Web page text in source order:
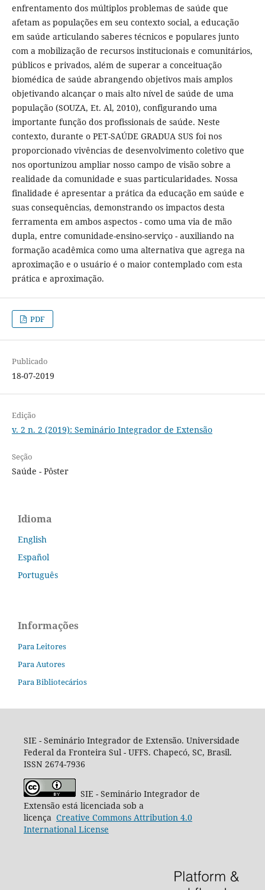
enfrentamento dos múltiplos problemas de saúde que
afetam as populações em seu contexto social, a educação
em saúde articulando saberes técnicos e populares junto
com a mobilização de recursos institucionais e comunitários,
públicos e privados, além de superar a conceituação
biomédica de saúde abrangendo objetivos mais amplos
objetivando alcançar o mais alto nível de saúde de uma
população (SOUZA, Et. Al, 2010), configurando uma
importante função dos profissionais de saúde. Neste
contexto, durante o PET-SAÚDE GRADUA SUS foi nos
proporcionado vivências de desenvolvimento coletivo que
nos oportunizou ampliar nosso campo de visão sobre a
realidade da comunidade e suas particularidades. Nossa
finalidade é apresentar a prática da educação em saúde e
suas consequências, demonstrando os impactos desta
ferramenta em ambos aspectos - como uma via de mão
dupla, entre comunidade-ensino-serviço - auxiliando na
formação acadêmica como uma alternativa que agrega na
aproximação e o usuário é o maior contemplado com esta
prática e aproximação.
PDF
Publicado
18-07-2019
Edição
v. 2 n. 2 (2019): Seminário Integrador de Extensão
Seção
Saúde - Pôster
Idioma
English
Español
Português
Informações
Para Leitores
Para Autores
Para Bibliotecários
SIE - Seminário Integrador de Extensão. Universidade
Federal da Fronteira Sul - UFFS. Chapecó, SC, Brasil.
ISSN 2674-7936
SIE - Seminário Integrador de
Extensão está licenciada sob a
licença Creative CommonsAttribution 4.0
International License